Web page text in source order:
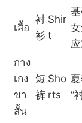
เสื้อ
衬
衫
Shir
t
กาง
เกง
ขา
สั้น
短
裤
Sho
rts
“